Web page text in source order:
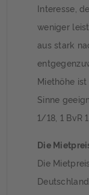
Interesse,
weniger
aus stark
Miethöhe
Sinne
1/18, 1 BvR
Die
Die